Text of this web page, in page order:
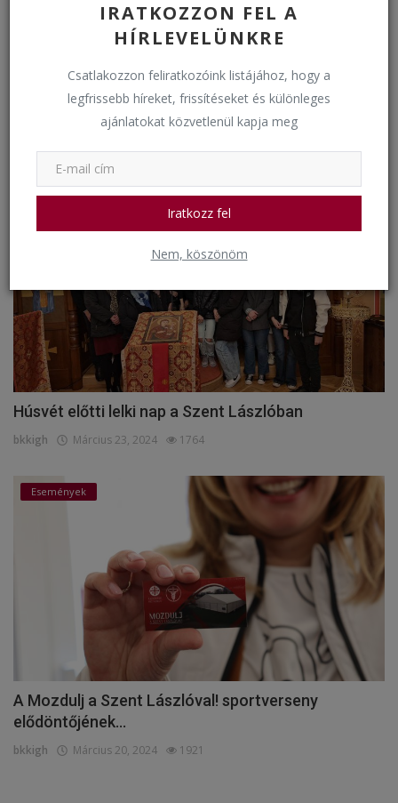
IRATKOZZON FEL A
HÍRLEVELÜNKRE
Csatlakozzon feliratkozóink listájához, hogy a
legfrissebb híreket, frissítéseket és különleges
ajánlatokat közvetlenül kapja meg
Iratkozz fel
Nem, köszönöm
Virágvasárnapi keresztútjáráson
bkkigh Március 24, 2024 1490
Húsvét előtti lelki nap a Szent Lászlóban
bkkigh Március 23, 2024 1764
Események
A Mozdulj a Szent Lászlóval! sportverseny
elődöntőjének...
bkkigh Március 20, 2024 1921